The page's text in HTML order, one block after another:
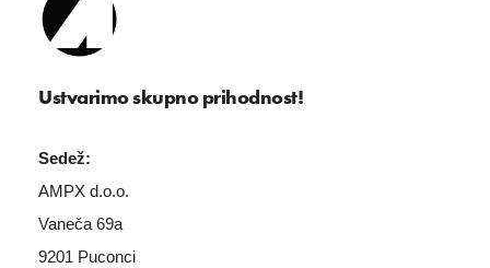
Ustvarimo skupno prihodnost!
Sedež:
AMPX d.o.o.
Vaneča 69a
9201 Puconci